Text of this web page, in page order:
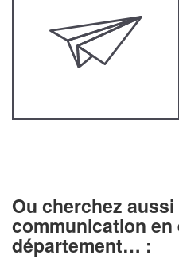
Ou cherchez
communication
département… :